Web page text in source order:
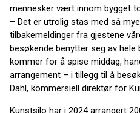
mennesker vært innom bygget
– Det er utrolig stas med så
tilbakemeldinger fra gjestene
besøkende benytter seg av hele
kommer for å spise middag,
arrangement – i tillegg til å
Dahl, kommersiell direktør for
Kunstsilo har i 2024 arrangert